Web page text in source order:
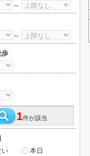
～
～
歩
1件が該当
い
本日